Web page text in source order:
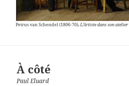
Petrus van Schendel (1806-70),L'Artiste dans son atelier
À côté
Paul Eluard